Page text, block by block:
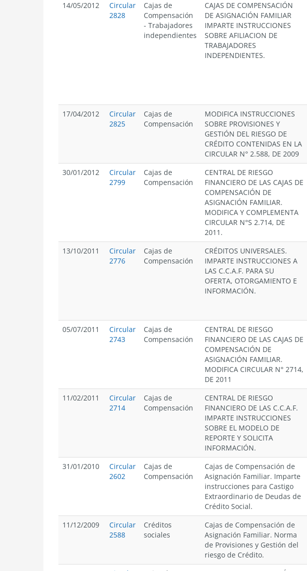
14/05/2012
Circular
2828
Cajas de
Compensación
- Trabajadores
independientes
CAJAS DE COMPENSACIÓN
DE ASIGNACIÓN FAMILIAR
IMPARTE INSTRUCCIONES
SOBRE AFILIACION DE
TRABAJADORES
INDEPENDIENTES.
17/04/2012
Circular
2825
Cajas de
Compensación
MODIFICA INSTRUCCIONES
SOBRE PROVISIONES Y
GESTIÓN DEL RIESGO DE
CRÉDITO CONTENIDAS EN LA
CIRCULAR N° 2.588, DE 2009
30/01/2012
Circular
2799
Cajas de
Compensación
CENTRAL DE RIESGO
FINANCIERO DE LAS CAJAS DE
COMPENSACIÓN DE
ASIGNACIÓN FAMILIAR.
MODIFICA Y COMPLEMENTA
CIRCULAR N°S 2.714, DE
2011.
13/10/2011
Circular
2776
Cajas de
Compensación
CRÉDITOS UNIVERSALES.
IMPARTE INSTRUCCIONES A
LAS C.C.A.F. PARA SU
OFERTA, OTORGAMIENTO E
INFORMACIÓN.
05/07/2011
Circular
2743
Cajas de
Compensación
CENTRAL DE RIESGO
FINANCIERO DE LAS CAJAS DE
COMPENSACIÓN DE
ASIGNACIÓN FAMILIAR.
MODIFICA CIRCULAR N° 2714,
DE 2011
11/02/2011
Circular
2714
Cajas de
Compensación
CENTRAL DE RIESGO
FINANCIERO DE LAS C.C.A.F.
IMPARTE INSTRUCCIONES
SOBRE EL MODELO DE
REPORTE Y SOLICITA
INFORMACIÓN.
31/01/2010
Circular
2602
Cajas de
Compensación
Cajas de Compensación de
Asignación Familiar. Imparte
instrucciones para Castigo
Extraordinario de Deudas de
Crédito Social.
11/12/2009
Circular
2588
Créditos
sociales
Cajas de Compensación de
Asignación Familiar. Norma
de Provisiones y Gestión del
riesgo de Crédito.